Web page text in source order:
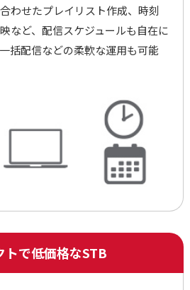
わせたプレイリスト作成、時刻
など、配信スケジュールも自在に
括配信などの柔軟な運用も可能
トで低価格なSTB